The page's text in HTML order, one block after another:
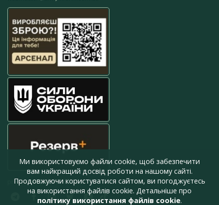
press@armyinform.com.ua
Ми використовуємо файли cookie, щоб забезпечити
вам найкращий досвід роботи на нашому сайті.
Продовжуючи користуватися сайтом, ви погоджуєтесь
на використання файлів cookie. Детальніше про
політику використання файлів cookie.